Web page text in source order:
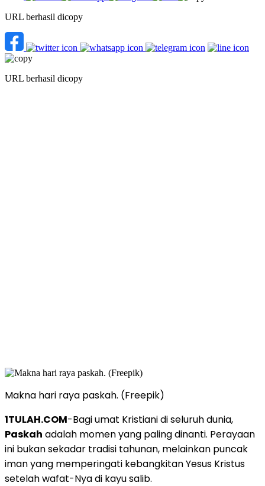
URL berhasil dicopy
URL berhasil dicopy
Makna hari raya paskah. (Freepik)
1TULAH.COM-Bagi umat Kristiani di seluruh dunia,
Paskah adalah momen yang paling dinanti. Perayaan
ini bukan sekadar tradisi tahunan, melainkan puncak
iman yang memperingati kebangkitan Yesus Kristus
setelah wafat-Nya di kayu salib.